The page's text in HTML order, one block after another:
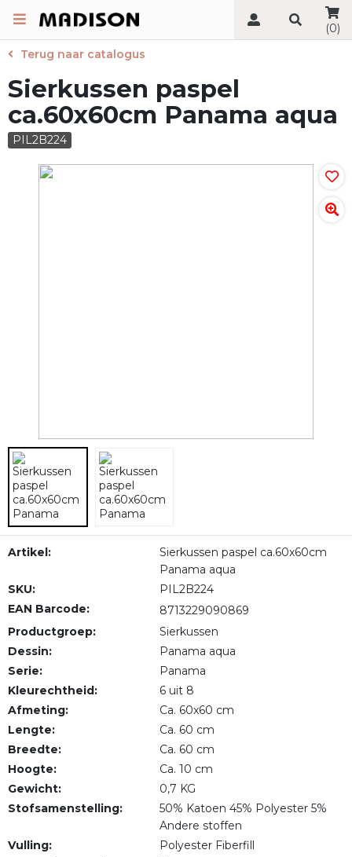
(0)
Terug naar catalogus
Sierkussen paspel
ca.60x60cm Panama aqua
PIL2B224
Artikel:
Sierkussen paspel ca.60x60cm
Panama aqua
SKU:
PIL2B224
EAN Barcode:
8713229090869
Productgroep:
Sierkussen
Dessin:
Panama aqua
Serie:
Panama
Kleurechtheid:
6 uit 8
Afmeting:
Ca. 60x60 cm
Lengte:
Ca. 60 cm
Breedte:
Ca. 60 cm
Hoogte:
Ca. 10 cm
Gewicht:
0,7 KG
Stofsamenstelling:
50% Katoen 45% Polyester 5%
Andere stoffen
Vulling:
Polyester Fiberfill